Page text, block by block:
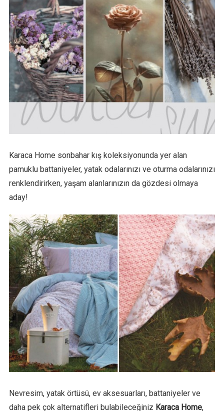
Karaca Home sonbahar kış koleksiyonunda yer alan
pamuklu battaniyeler, yatak odalarınızı ve oturma odalarınızı
renklendirirken, yaşam alanlarınızın da gözdesi olmaya
aday!
Nevresim, yatak örtüsü, ev aksesuarları, battaniyeler ve
daha pek çok alternatifleri bulabileceğiniz Karaca Home,